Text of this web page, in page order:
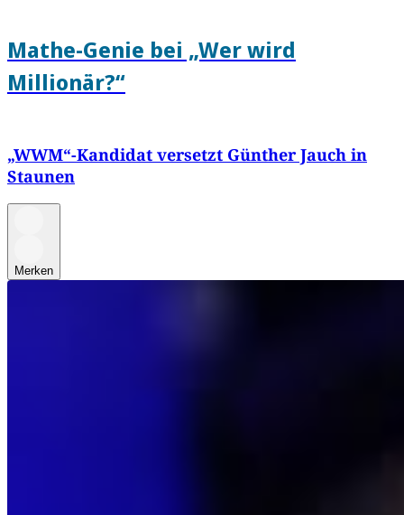
Mathe-Genie bei „Wer wird
Millionär?“
„WWM“-Kandidat versetzt Günther Jauch in
Staunen
Merken